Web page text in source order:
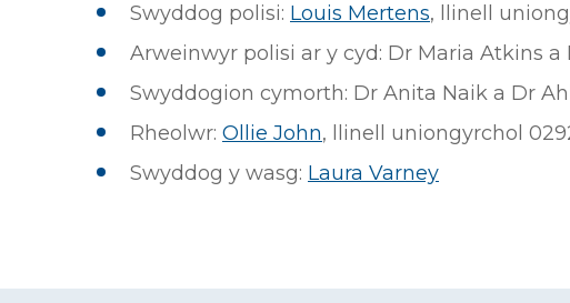
Swyddog polisi: Louis Mertens, llinell
Arweinwyr polisi ar y cyd: Dr Maria Atkins a
Swyddogion cymorth: Dr Anita Naik a Dr
Rheolwr: Ollie John, llinell uniongyrchol
Swyddog y wasg: Laura Varney